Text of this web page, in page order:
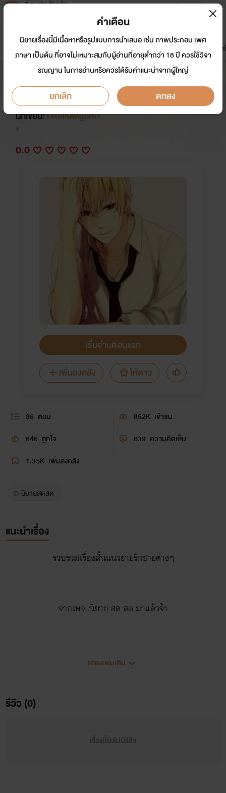
Tunwalai ธัญวลัย
หน้าแรก นิยาย อีบุ๊ก การ์ตูน
มาใหม่
ดรีมแชท ธัญลิสต์
รวมเรื่องสั้นตอนเดียวจบ Yaoi
ByDeathAngel.
นักเขียน:DeathAngelST
Y
0.0
เริ่มอ่านตอนแรก
เพิ่มลงคลัง
ให้ดาว
36 ตอน 852K เข้าชม
646 ถูกใจ 639 ความคิดเห็น
1.35K เพิ่มลงคลัง
นิยายสดสด
แนะนำเรื่อง
รวบรวมเรื่องสั้นแนวชายรักชายต่างๆ
จากเพจ..นิยาย สด สด มาแล้วจ้า
แสดงเพิ่มเติม
รีวิว (0)
เรื่องนี้ยังไม่มีรีวิว
คำเตือน
นิยายเรื่องนี้มีเนื้อหาหรือรูปแบบการนำเสนอ เช่น ภาพประกอบ เพศ
ภาษา เป็นต้น ที่อาจไม่เหมาะสมกับผู้อ่านที่อายุต่ำกว่า 18 ปี ควรใช้วิจา
รณญาน ในการอ่านหรือควรได้รับคำแนะนำจากผู้ใหญ่
ยกเลิก ตกลง